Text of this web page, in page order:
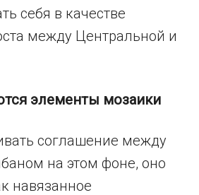
себя в качестве
между Центральной и
элементы мозаики
соглашение между
на этом фоне, оно
навязанное